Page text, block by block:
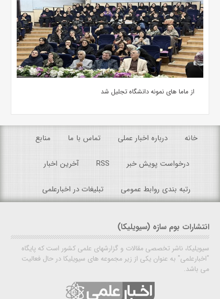
از ماما های نمونه دانشگاه تجلیل شد
خانه درباره اخبار عملی تماس با ما منابع
درخواست پویش خبر RSS آخرین اخبار
رتبه بندی روابط عمومی تبلیغات در اخبارعلمی
انتشارات بوم سازه (سیویلیکا)
سیویلیکا، ناشر تخصصی مقالات و گزارشهای علمی کشور است که پایگاه
"اخبارعلمی" به عنوان یکی از زیر مجموعه های سیویلیکا در حال فعالیت
می باشد.